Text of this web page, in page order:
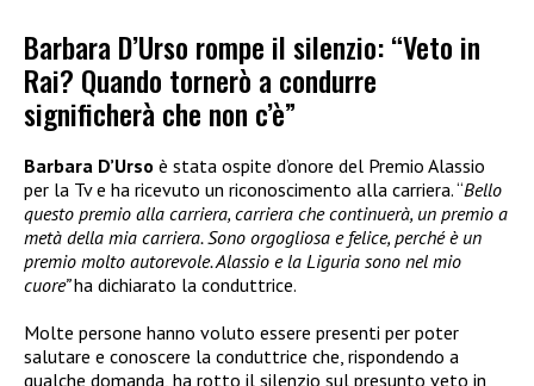
Barbara D’Urso rompe il silenzio: “Veto in
Rai? Quando tornerò a condurre
significherà che non c’è”
Barbara D’Urso è stata ospite d’onore del Premio Alassio
per la Tv e ha ricevuto un riconoscimento alla carriera. “Bello
questo premio alla carriera, carriera che continuerà, un premio a
metà della mia carriera. Sono orgogliosa e felice, perché è un
premio molto autorevole. Alassio e la Liguria sono nel mio
cuore”ha dichiarato la conduttrice.
Molte persone hanno voluto essere presenti per poter
salutare e conoscere la conduttrice che, rispondendo a
qualche domanda, ha rotto il silenzio sul presunto veto in